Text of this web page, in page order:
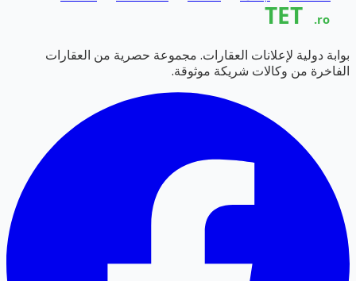
بوابة دولية لإعلانات العقارات. مجموعة حصرية من العقارات
الفاخرة من وكالات شريكة موثوقة.